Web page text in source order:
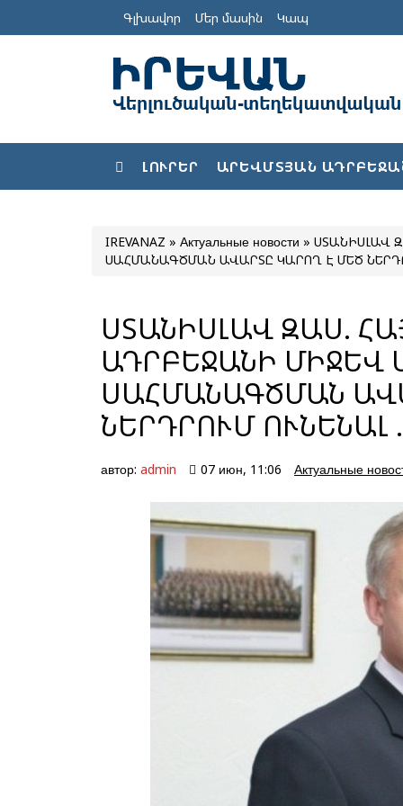
Գլխավոր Մեր մասին Կապ
ԼՈՒՐԵՐ ԱՐԵՎՄՏՅԱՆ
IREVANAZ » Актуальные новости » ՍՏԱՆԻՍԼԱՎ
ՍԱՀՄԱՆԱԳԾՄԱՆ
ՍՏԱՆԻՍԼԱՎ ԶԱՍ.
ԱԴՐԲԵՋԱՆԻ ՄԻՋԵՎ
ՍԱՀՄԱՆԱԳԾՄԱՆ
ՆԵՐԴՐՈՒՄ ՈՒՆԵՆԱԼ
автор: admin 07 июн, 11:06 Актуальные